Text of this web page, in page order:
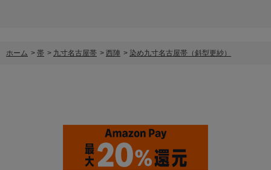
ホーム > 帯 > 九寸名古屋帯 > 西陣 > 染め九寸名古屋帯（斜型更紗）